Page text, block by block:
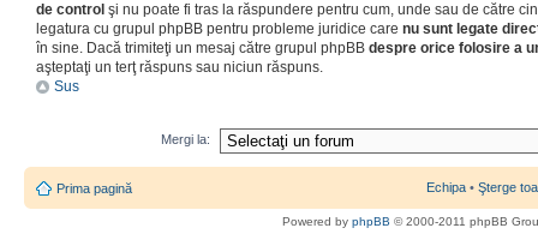
de control şi nu poate fi tras la răspundere pentru cum, unde sau de către
legatura cu grupul phpBB pentru probleme juridice care nu sunt legate
în sine. Dacă trimiteţi un mesaj către grupul phpBB despre orice folosire a
aşteptaţi un terţ răspuns sau niciun răspuns.
Sus
Mergi la:
Prima pagină Echipa • Şterge
Powered by phpBB © 2000-2011 phpBB